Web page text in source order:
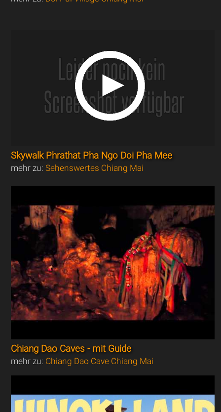
Skywalk Phrathat Pha Ngo Doi Pha Mee
mehr zu:Sehenswertes Chiang Mai
Chiang Dao Caves - mit Guide
mehr zu: Chiang Dao Cave Chiang Mai